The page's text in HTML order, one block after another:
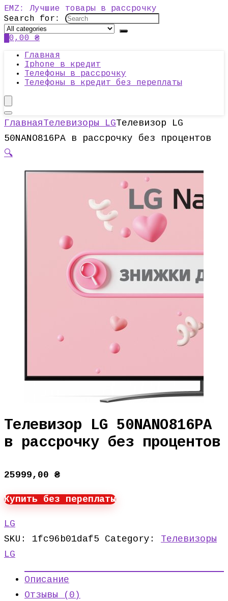
EMZ: Лучшие товары в рассрочку
Search for:
0,00 ₴
Главная
Iphone в кредит
Телефоны в рассрочку
Телефоны в кредит без переплаты
ГлавнаяТелевизоры LGТелевизор LG
50NANO816PA в рассрочку без процентов
🔍
Телевизор LG 50NANO816PA
в рассрочку без процентов
25999,00 ₴
Купить без переплаты
LG
SKU: 1fc96b01daf5 Category: Телевизоры
LG
Описание
Отзывы (0)